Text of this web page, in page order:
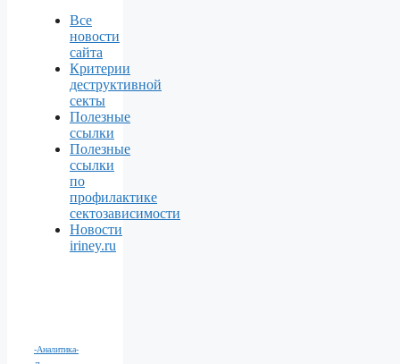
Все
новости
сайта
Критерии
деструктивной
секты
Полезные
ссылки
Полезные
ссылки
по
профилактике
сектозависимости
Новости
iriney.ru
-Аналитика-